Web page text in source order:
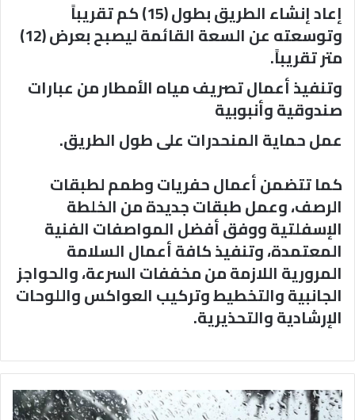
إعاد إنشاء الطريق بطول (15) كم تقريباً
وتوسعته عن السعة القائمة ليصبح بعرض (12)
متر تقريباً.
وتنفيذ أعمال تصريف مياه الأمطار من عبارات
صندوقية وأنبوبية
عمل حماية المنحدرات على طول الطريق.
كما تتضمن أعمال حفريات وطمم لطبقات
الرصف، وعمل طبقات جديدة من الخلطة
الإسفلتية ووفق أفضل المواصفات الفنية
المعتمدة، وتنفيذ كافة أعمال السلامة
المرورية اللازمة من مخففات السرعة، والحواجز
الجانبية والتخطيط وتركيب العواكس واللوحات
الإرشادية والتحذيرية.
امانة
عمان